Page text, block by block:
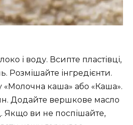
і воду. Всипте пластівці,
Розмішайте інгредієнти.
«Молочна каша» або «Каша».
Додайте вершкове масло
Якщо ви не поспішайте,